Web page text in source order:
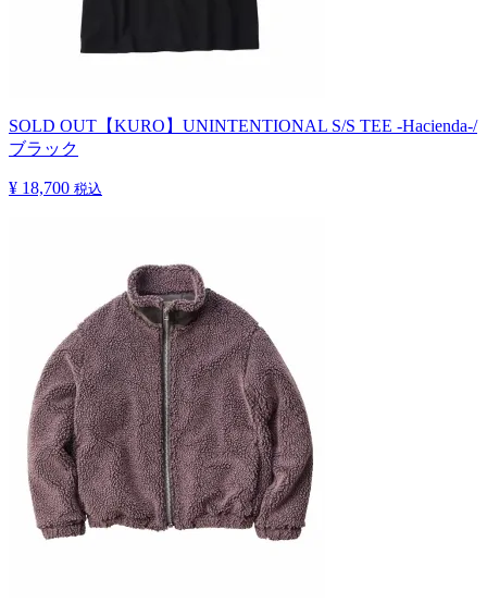
SOLD OUT 【KURO】UNINTENTIONAL S/S TEE -Hacienda-/
ブラック
¥ 18,700 税込